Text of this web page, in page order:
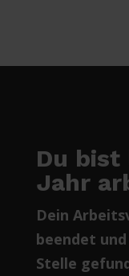
Du bist
Jahr
Dein
beendet
Stelle